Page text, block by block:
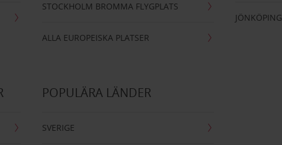
STOCKHOLM BROMMA FLYGPLATS
ALLA EUROPEISKA PLATSER
JÖNKÖPING
POPULÄRA LÄNDER
SVERIGE